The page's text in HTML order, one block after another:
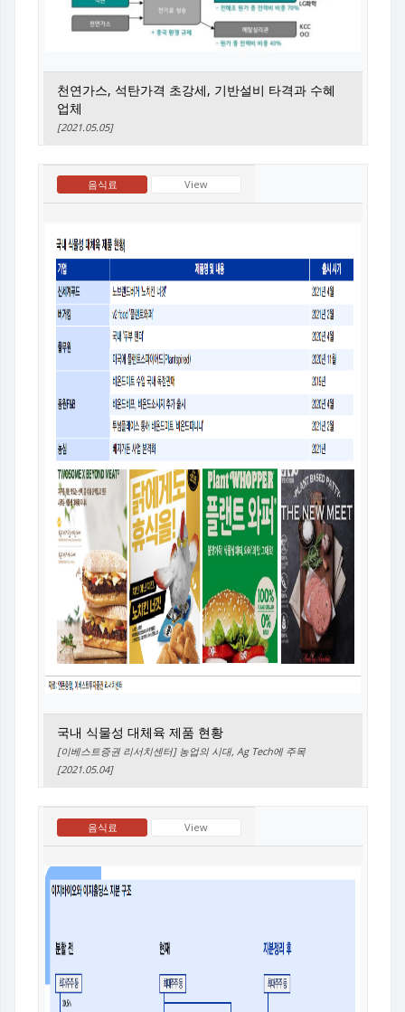
천연가스, 석탄가격 초강세, 기반설비 타격과 수혜
업체
[2021.05.05]
음식료 View
국내 식물성 대체육 제품 현황
[이베스트증권 리서치센터] 농업의 시대, Ag Tech에 주목
[2021.05.04]
음식료 View